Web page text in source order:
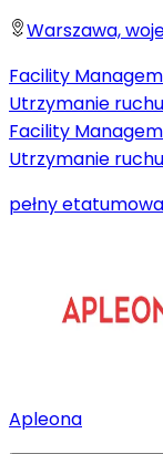
Warszawa,
Facility
Utrzymanie
Facility
Utrzymanie
pełny etat
Apleona